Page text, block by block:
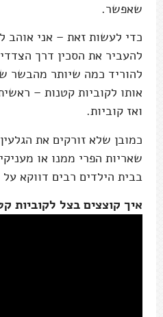
שאפשר.
כדי לעשות זאת – אני אוהב
להעביר את הסכין דרך
להוריד כמה שיותר מהבשר
אותו לקוביות קטנות –
ואז קוביות.
כמובן שלא זורקים את
שאריות הפרי ממנו או
בבית הילדים רבים דווקא על
איך קוצצים בצל לקוביות